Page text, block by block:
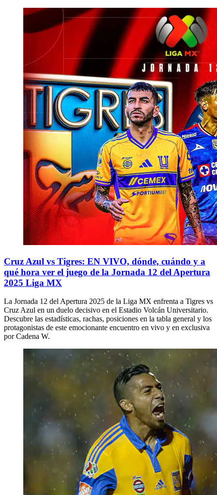
Cruz Azul vs Tigres: EN VIVO, dónde, cuándo y a
qué hora ver el juego de la Jornada 12 del Apertura
2025 Liga MX
La Jornada 12 del Apertura 2025 de la Liga MX enfrenta a Tigres vs
Cruz Azul en un duelo decisivo en el Estadio Volcán Universitario.
Descubre las estadísticas, rachas, posiciones en la tabla general y los
protagonistas de este emocionante encuentro en vivo y en exclusiva
por Cadena W.